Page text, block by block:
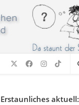
Erstaunliches aktuell: